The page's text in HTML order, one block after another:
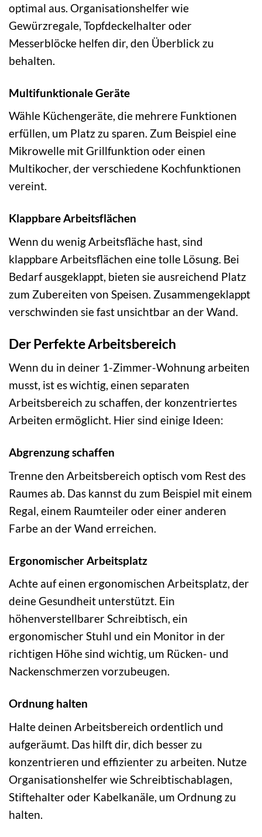
optimal aus. Organisationshelfer wie
Gewürzregale, Topfdeckelhalter oder
Messerblöcke helfen dir, den Überblick zu
behalten.
Multifunktionale Geräte
Wähle Küchengeräte, die mehrere Funktionen
erfüllen, um Platz zu sparen. Zum Beispiel eine
Mikrowelle mit Grillfunktion oder einen
Multikocher, der verschiedene Kochfunktionen
vereint.
Klappbare Arbeitsflächen
Wenn du wenig Arbeitsfläche hast, sind
klappbare Arbeitsflächen eine tolle Lösung. Bei
Bedarf ausgeklappt, bieten sie ausreichend Platz
zum Zubereiten von Speisen. Zusammengeklappt
verschwinden sie fast unsichtbar an der Wand.
Der Perfekte Arbeitsbereich
Wenn du in deiner 1-Zimmer-Wohnung arbeiten
musst, ist es wichtig, einen separaten
Arbeitsbereich zu schaffen, der konzentriertes
Arbeiten ermöglicht. Hier sind einige Ideen:
Abgrenzung schaffen
Trenne den Arbeitsbereich optisch vom Rest des
Raumes ab. Das kannst du zum Beispiel mit einem
Regal, einem Raumteiler oder einer anderen
Farbe an der Wand erreichen.
Ergonomischer Arbeitsplatz
Achte auf einen ergonomischen Arbeitsplatz, der
deine Gesundheit unterstützt. Ein
höhenverstellbarer Schreibtisch, ein
ergonomischer Stuhl und ein Monitor in der
richtigen Höhe sind wichtig, um Rücken- und
Nackenschmerzen vorzubeugen.
Ordnung halten
Halte deinen Arbeitsbereich ordentlich und
aufgeräumt. Das hilft dir, dich besser zu
konzentrieren und effizienter zu arbeiten. Nutze
Organisationshelfer wie Schreibtischablagen,
Stiftehalter oder Kabelkanäle, um Ordnung zu
halten.